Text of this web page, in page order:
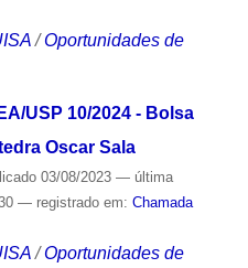
/Oportunidades de
USP 10/2024 - Bolsa
Oscar Sala
03/08/2023 — última
— registrado em: Chamada
/Oportunidades de